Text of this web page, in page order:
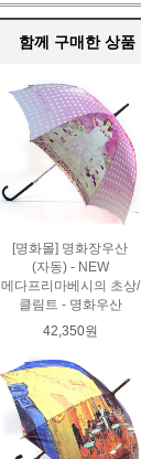
함께 구매한 상품
[명화몰] 명화장우산
(자동) - NEW
메다프리마베시의 초상/
클림트 - 명화우산
42,350원